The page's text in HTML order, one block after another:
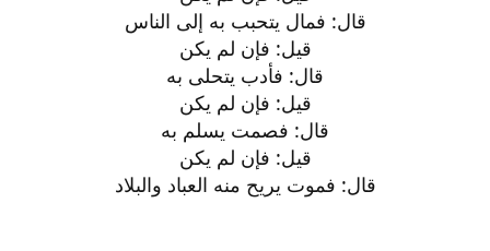
قال: فمال يتحبب به إلى الناس
قيل: فإن لم يكن
قال: فأدب يتحلى به
قيل: فإن لم يكن
قال: فصمت يسلم به
قيل: فإن لم يكن
قال: فموت يريح منه العباد والبلاد